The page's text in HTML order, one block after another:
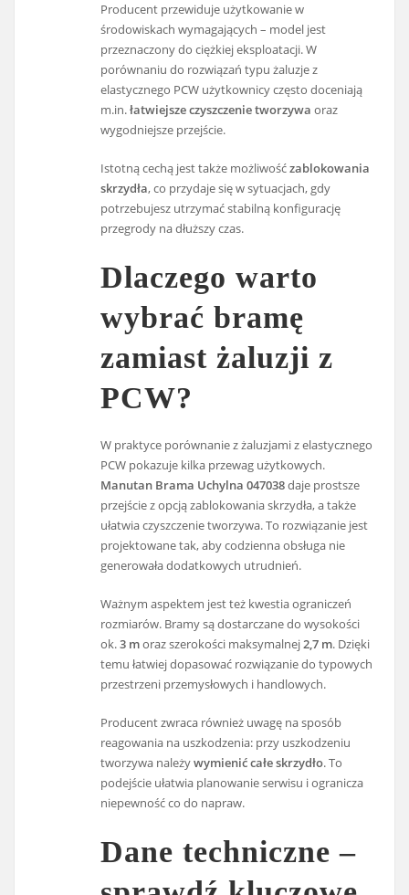
Producent przewiduje użytkowanie w
środowiskach wymagających – model jest
przeznaczony do ciężkiej eksploatacji. W
porównaniu do rozwiązań typu żaluzje z
elastycznego PCW użytkownicy często doceniają
m.in.łatwiejsze czyszczenie tworzywa oraz
wygodniejsze przejście.
Istotną cechą jest także możliwośćzablokowania
skrzydła, co przydaje się w sytuacjach, gdy
potrzebujesz utrzymać stabilną konfigurację
przegrody na dłuższy czas.
Dlaczego warto
wybrać bramę
zamiast żaluzji z
PCW?
W praktyce porównanie z żaluzjami z elastycznego
PCW pokazuje kilka przewag użytkowych.
Manutan Brama Uchylna 047038daje prostsze
przejście z opcją zablokowania skrzydła, a także
ułatwia czyszczenie tworzywa. To rozwiązanie jest
projektowane tak, aby codzienna obsługa nie
generowała dodatkowych utrudnień.
Ważnym aspektem jest też kwestia ograniczeń
rozmiarów. Bramy są dostarczane do wysokości
ok.3 moraz szerokości maksymalnej2,7 m. Dzięki
temu łatwiej dopasować rozwiązanie do typowych
przestrzeni przemysłowych i handlowych.
Producent zwraca również uwagę na sposób
reagowania na uszkodzenia: przy uszkodzeniu
tworzywa należywymienić całe skrzydło. To
podejście ułatwia planowanie serwisu i ogranicza
niepewność co do napraw.
Dane techniczne –